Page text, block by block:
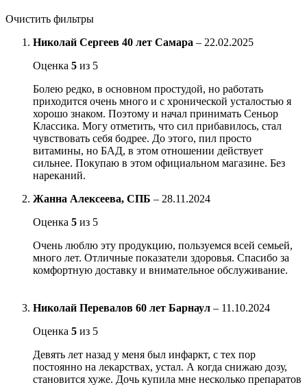
Очистить фильтры
Николай Сергеев 40 лет Самара – 22.02.2025
Оценка 5 из 5
Болею редко, в основном простудой, но работать
приходится очень много и с хронической усталостью я
хорошо знаком. Поэтому и начал принимать Сеньор
Классика. Могу отметить, что сил прибавилось, стал
чувствовать себя бодрее. До этого, пил просто
витамины, но БАД, в этом отношении действует
сильнее. Покупаю в этом официальном магазине. Без
нареканий.
Жанна Алексеева, СПБ – 28.11.2024
Оценка 5 из 5
Очень люблю эту продукцию, пользуемся всей семьей,
много лет. Отличные показатели здоровья. Спасибо за
комфортную доставку и внимательное обслуживание.
Николай Перевалов 60 лет Барнаул – 11.10.2024
Оценка 5 из 5
Девять лет назад у меня был инфаркт, с тех пор
постоянно на лекарствах, устал. А когда снижаю дозу,
становится хуже. Дочь купила мне несколько препаратов